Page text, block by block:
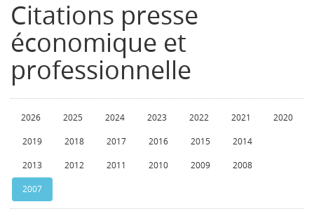
Citations presse
économique et
professionnelle
2026 2025 2024 2023 2022 2021 2020
2019 2018 2017 2016 2015 2014
2013 2012 2011 2010 2009 2008
2007